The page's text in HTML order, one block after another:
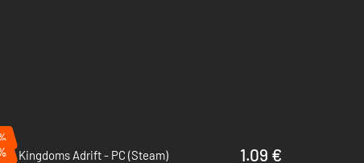
Kingdoms Adrift - PC (Steam)
1.09 €